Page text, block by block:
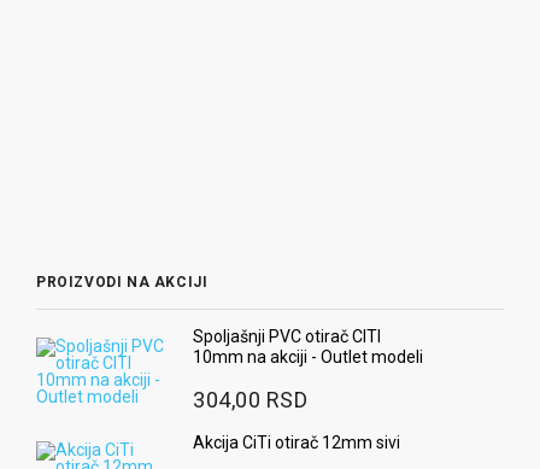
PROIZVODI NA AKCIJI
Spoljašnji PVC otirač CITI
10mm na akciji - Outlet modeli
304,00 RSD
Akcija CiTi otirač 12mm sivi